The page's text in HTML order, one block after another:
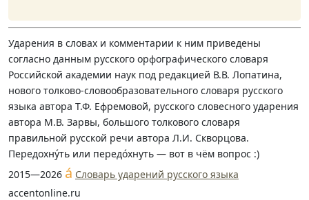
Ударения в словах и комментарии к ним приведены
согласно данным русского орфографического словаря
Российской академии наук под редакцией В.В. Лопатина,
нового толково-словообразовательного словаря русского
языка автора Т.Ф. Ефремовой, русского словесного ударения
автора М.В. Зарвы, большого толкового словаря
правильной русской речи автора Л.И. Скворцова.
Передохну́ть или передо́хнуть — вот в чём вопрос :)
2015—2026 á Словарь ударений русского языка
accentonline.ru